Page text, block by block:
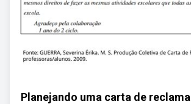
Planejando uma carta de